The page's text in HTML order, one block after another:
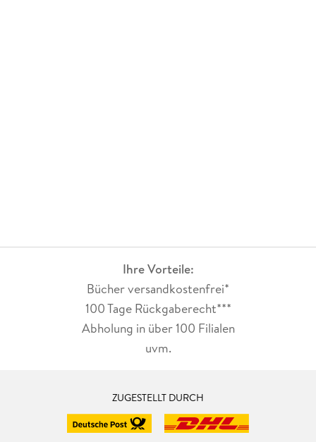
Ihre Vorteile:
Bücher versandkostenfrei*
100 Tage Rückgaberecht***
Abholung in über 100 Filialen
uvm.
ZUGESTELLT DURCH